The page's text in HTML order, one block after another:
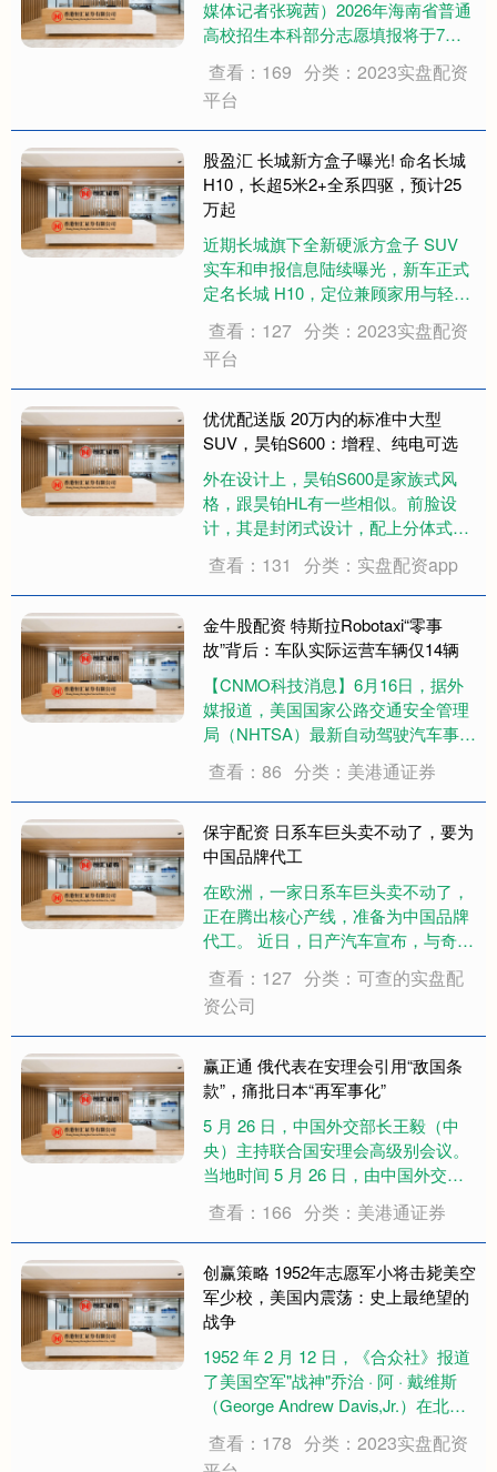
媒体记者张琬茜）2026年海南省普通
高校招生本科部分志愿填报将于7月2
关负责人围绕志愿填报有关事项进行
解答。 该负责人介绍，目前海南省已
启动本科提前部分的公安类本科院校
体检....
查看：169 分类：2023实盘配资
平台
股盈汇 长城新方盒子曝光! 命名长城
H10，长超5米2+全系四驱，预计25
万起
近期长城旗下全新硬派方盒子 SUV
实车和申报信息陆续曝光，新车正式
定名长城 H10，定位兼顾家用与轻度
估入门售价 25 万左右，给喜欢硬派
造型、又注重日常代步的消费者多了
一个新选择。 外观采用平直方正的方
鼎....
查看：127 分类：2023实盘配资
平台
优优配送版 20万内的标准中大型
SUV，昊铂S600：增程、纯电可选
外在设计上，昊铂S600是家族式风
格，跟昊铂HL有一些相似。前脸设
计，其是封闭式设计，配上分体式大
日间行车灯带，这设计风格其实是区
别于市面上大多数新能源车型的，辨
别度很高。值得注意的是，其全系都
拥有激光雷达，....
查看：131 分类：实盘配资app
金牛股配资 特斯拉Robotaxi“零事
故”背后：车队实际运营车辆仅14辆
【CNMO科技消息】6月16日，据外
媒报道，美国国家公路交通安全管理
局（NHTSA）最新自动驾驶汽车事故
报告显示，特斯拉未上报任何涉及自
身责任的“Robotaxi”事故，唯一新增
事件是一辆Model Y在停止状态下被
追尾。外媒指出，表面看这....
查看：86 分类：美港通证券
保宇配资 日系车巨头卖不动了，要为
中国品牌代工
在欧洲，一家日系车巨头卖不动了，
正在腾出核心产线，准备为中国品牌
代工。 近日，日产汽车宣布，与奇瑞
谅解备忘录，敲定从2027财年4月
起，开放英国桑德兰工厂一号产线为
奇瑞代工整车。这也是日系主流车企
首次在欧洲核....
查看：127 分类：可查的实盘配
资公司
赢正通 俄代表在安理会引用“敌国条
款”，痛批日本“再军事化”
5 月 26 日，中国外交部长王毅（中
央）主持联合国安理会高级别会议。
当地时间 5 月 26 日，由中国外交部
长王毅作为安理会轮值主席倡议并主
持的"维护联合国宪章宗旨和原则，加
强以联合国为核心的国际体系"高级别
会议在纽约联合国总部召开。这....
查看：166 分类：美港通证券
创赢策略 1952年志愿军小将击毙美空
军少校，美国内震荡：史上最绝望的
战争
1952 年 2 月 12 日，《合众社》报道
了美国空军"战神"乔治 · 阿 · 戴维斯
（George Andrew Davis,Jr.）在北朝
燃了美国公众的反战情绪。因戴维斯
查看：178 分类：2023实盘配资